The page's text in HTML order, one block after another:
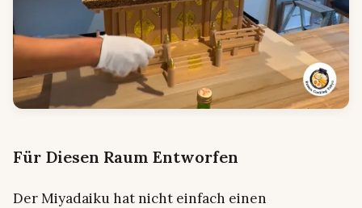
Für Diesen Raum Entworfen
Der Miyadaiku hat nicht einfach einen